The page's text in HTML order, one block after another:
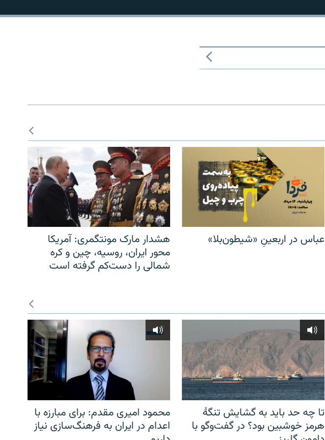
عباس در اربعینِ «شیطون‌بلا»
هشدار مارک مونتگمری: آمریکا
محور ایران، روسیه، چین و کره
شمالی را دست‌کم گرفته است
تا چه حد باید به گشایش تنگهٔ
هرمز خوشبین بود؟ در گفت‌وگو با
محمود امیری مقدم: برای مبارزه با
اعدام در ایران به فرهنگ‌سازی نیاز